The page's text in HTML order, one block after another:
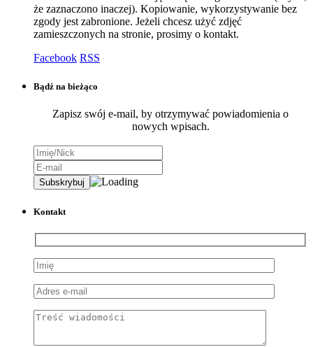
że zaznaczono inaczej). Kopiowanie, wykorzystywanie bez
zgody jest zabronione. Jeżeli chcesz użyć zdjęć
zamieszczonych na stronie, prosimy o kontakt.
Facebook RSS
Bądź na bieżąco
Zapisz swój e-mail, by otrzymywać powiadomienia o
nowych wpisach.
Kontakt